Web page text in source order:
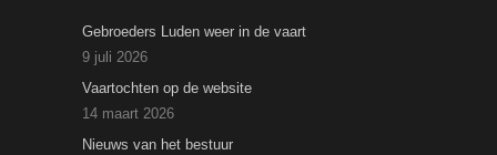
Gebroeders Luden weer in de vaart
9 juli 2026
Vaartochten op de website
14 maart 2026
Nieuws van het bestuur